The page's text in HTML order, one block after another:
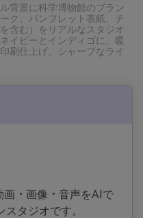
背景に科学博物館のブラン
ク、パンフレット表紙、チ
含む）をリアルなスタジオ
イビーとインディゴに、暖
刷仕上げ、シャープなライ
画・画像・音声をAIで
タジオです。